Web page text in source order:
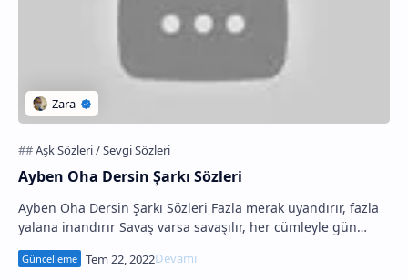
Ayben Oha Dersin Şarkı Sözleri
Ayben Oha Dersin Şarkı Sözleri Fazla merak uyandırır, fazla
yalana inandırır Savaş varsa savaşılır, her cümleyle gün
sulandırılır Yatma yete bu kural…